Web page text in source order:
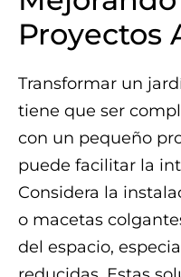
Proyectos
Transformar un
tiene que ser
con un pequeño
puede facilitar la
Considera la
o macetas
del espacio,